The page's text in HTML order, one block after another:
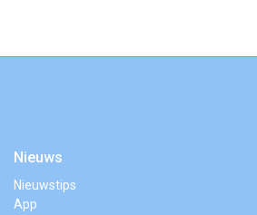
Nieuws
Nieuwstips
App